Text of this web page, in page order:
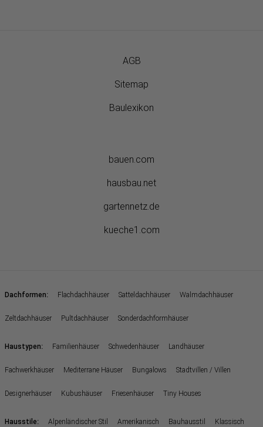
AGB
Sitemap
Baulexikon
bauen.com
hausbau.net
gartennetz.de
kueche1.com
Dachformen: Flachdachhäuser Satteldachhäuser Walmdachhäuser
Zeltdachhäuser Pultdachhäuser Sonderdachformhäuser
Haustypen: Familienhäuser Schwedenhäuser Landhäuser
Fachwerkhäuser Mediterrane Häuser Bungalows Stadtvillen / Villen
Designerhäuser Kubushäuser Friesenhäuser Tiny Houses
Hausstile: Alpenländischer Stil Amerikanisch Bauhausstil Klassisch